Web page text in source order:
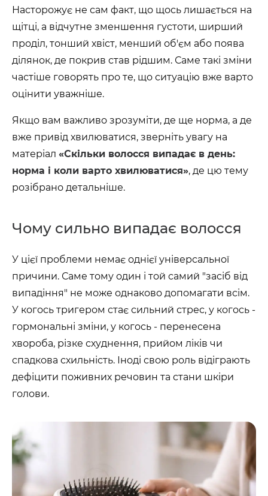
Насторожує не сам факт, що щось лишається на
щітці, а відчутне зменшення густоти, ширший
проділ, тонший хвіст, менший об'єм або поява
ділянок, де покрив став рідшим. Саме такі зміни
частіше говорять про те, що ситуацію вже варто
оцінити уважніше.
Якщо вам важливо зрозуміти, де ще норма, а де
вже привід хвилюватися, зверніть увагу на
матеріал «Скільки волосся випадає в день:
норма і коли варто хвилюватися», де цю тему
розібрано детальніше.
Чому сильно випадає волосся
У цієї проблеми немає однієї універсальної
причини. Саме тому один і той самий "засіб від
випадіння" не може однаково допомагати всім.
У когось тригером стає сильний стрес, у когось -
гормональні зміни, у когось - перенесена
хвороба, різке схуднення, прийом ліків чи
спадкова схильність. Іноді свою роль відіграють
дефіцити поживних речовин та стани шкіри
голови.